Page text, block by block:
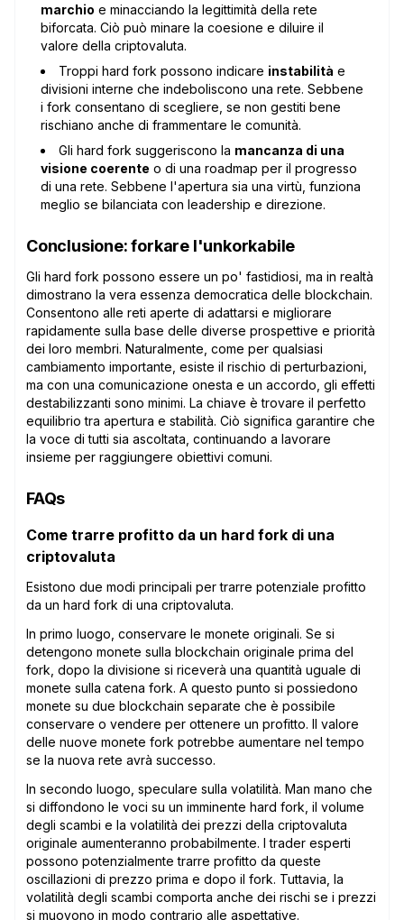
marchio e minacciando la legittimità della rete
biforcata. Ciò può minare la coesione e diluire il
valore della criptovaluta.
Troppi hard fork possono indicare instabilità e
divisioni interne che indeboliscono una rete. Sebbene
i fork consentano di scegliere, se non gestiti bene
rischiano anche di frammentare le comunità.
Gli hard fork suggeriscono la mancanza di una
visione coerente o di una roadmap per il progresso
di una rete. Sebbene l'apertura sia una virtù, funziona
meglio se bilanciata con leadership e direzione.
Conclusione: forkare l'unkorkabile
Gli hard fork possono essere un po' fastidiosi, ma in realtà
dimostrano la vera essenza democratica delle blockchain.
Consentono alle reti aperte di adattarsi e migliorare
rapidamente sulla base delle diverse prospettive e priorità
dei loro membri. Naturalmente, come per qualsiasi
cambiamento importante, esiste il rischio di perturbazioni,
ma con una comunicazione onesta e un accordo, gli effetti
destabilizzanti sono minimi. La chiave è trovare il perfetto
equilibrio tra apertura e stabilità. Ciò significa garantire che
la voce di tutti sia ascoltata, continuando a lavorare
insieme per raggiungere obiettivi comuni.
FAQs
Come trarre profitto da un hard fork di una
criptovaluta
Esistono due modi principali per trarre potenziale profitto
da un hard fork di una criptovaluta.
In primo luogo, conservare le monete originali. Se si
detengono monete sulla blockchain originale prima del
fork, dopo la divisione si riceverà una quantità uguale di
monete sulla catena fork. A questo punto si possiedono
monete su due blockchain separate che è possibile
conservare o vendere per ottenere un profitto. Il valore
delle nuove monete fork potrebbe aumentare nel tempo
se la nuova rete avrà successo.
In secondo luogo, speculare sulla volatilità. Man mano che
si diffondono le voci su un imminente hard fork, il volume
degli scambi e la volatilità dei prezzi della criptovaluta
originale aumenteranno probabilmente. I trader esperti
possono potenzialmente trarre profitto da queste
oscillazioni di prezzo prima e dopo il fork. Tuttavia, la
volatilità degli scambi comporta anche dei rischi se i prezzi
si muovono in modo contrario alle aspettative.